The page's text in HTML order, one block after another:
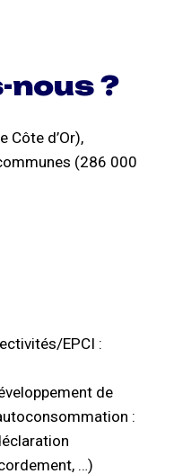
nous ?
Côte d’Or),
(286 000
EPCI :
de
:
…)